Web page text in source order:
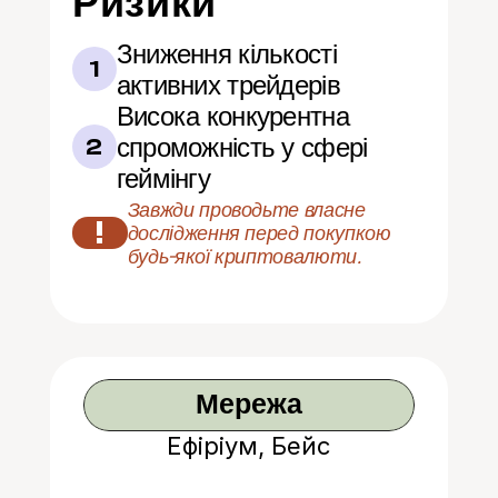
1
Зниження кількості
активних трейдерів
2
Висока конкурентна
спроможність у сфері
геймінгу
!
Завжди проводьте власне
дослідження перед покупкою
будь-якої криптовалюти.
Мережа
Ефіріум, Бейс